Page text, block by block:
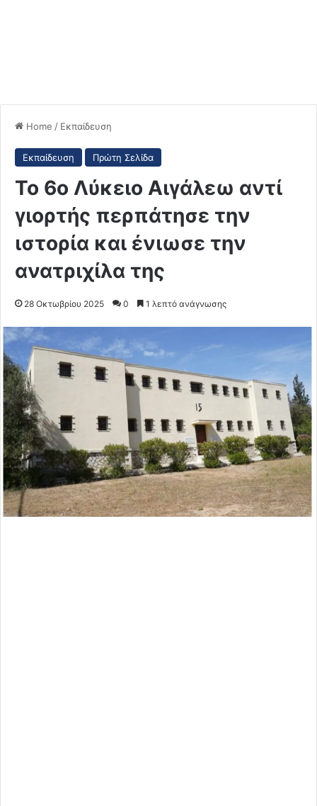
Home / Εκπαίδευση
Εκπαίδευση Πρώτη Σελίδα
Το 6ο Λύκειο Αιγάλεω αντί
γιορτής περπάτησε την
ιστορία και ένιωσε την
ανατριχίλα της
28 Οκτωβρίου 2025 0 1 λεπτό ανάγνωσης